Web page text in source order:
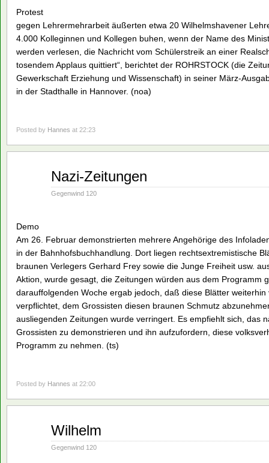
Protest
gegen Lehrermehrarbeit äußerten etwa 20 Wilhelmshavener
4.000 Kolleginnen und Kollegen buhen, wenn der Name des
werden verlesen, die Nachricht vom Schülerstreik an einer
tosendem Applaus quittiert“, berichtet der ROHRSTOCK (die
Gewerkschaft Erziehung und Wissenschaft) in seiner März-
in der Stadthalle in Hannover. (noa)
Posted by Hannes at 22:23
Nazi-Zeitungen
Gegenwind 120
Demo
Am 26. Februar demonstrierten mehrere Angehörige des
in der Bahnhofsbuchhandlung. Dort liegen rechtsextremistische
braunen Verlegers Gerhard Frey sowie die Junge Freiheit usw.
Aktion, wurde gesagt, die Zeitungen würden aus dem Programm
darauffolgenden Woche ergab jedoch, daß diese Blätter
verpflichtet, dem Grossisten diesen braunen Schmutz
ausliegenden Zeitungen wurde verringert. Es empfiehlt sich, das
Grossisten zu demonstrieren und ihn aufzufordern, diese
Programm zu nehmen. (ts)
Posted by Hannes at 22:00
Wilhelm
Gegenwind 120